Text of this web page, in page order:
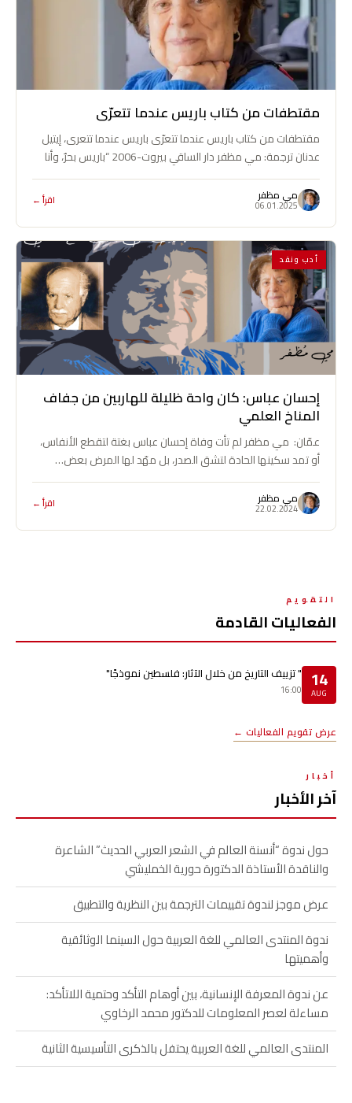
مقتطفات من كتاب باريس عندما تتعرّى
مقتطفات من كتاب باريس عندما تتعرّى باريس عندما تتعرى، إيتيل
عدنان ترجمة: مي مظفر دار الساقي بيروت-2006 “باريس بحرٌ، وأنا
موجة من…
مي مظفر
06.01.2025 اقرأ ←
أدب ونقد
إحسان عباس: كان واحة ظليلة للهاربين من جفاف
المناخ العلمي
عمّان: مي مظفر لم تأت وفاة إحسان عباس بغتة لتقطع الأنفاس،
أو تمد سكينها الحادة لتشق الصدر، بل مهّد لها المرض بعض…
مي مظفر
22.02.2024 اقرأ ←
التقويم
الفعاليات القادمة
14
AUG
" تزييف التاريخ من خلال الآثار: فلسطين نموذجًا"
16:00
عرض تقويم الفعاليات ←
أخبار
آخر الأخبار
حول ندوة “أنسنة العالم في الشعر العربي الحديث” الشاعرة
والناقدة الأستاذة الدكتورة حورية الخمليشي
عرض موجز لندوة تقييمات الترجمة بين النظرية والتطبيق
ندوة المنتدى العالمي للغة العربية حول السينما الوثائقية
وأهميتها
عن ندوة المعرفة الإنسانية، بين أوهام التأكد وحتمية اللاتأكد:
مساءلة لعصر المعلومات للدكتور محمد الرخاوي
المنتدى العالمي للغة العربية يحتفل بالذكرى التأسيسية الثانية